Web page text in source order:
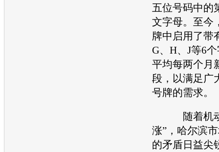
五位号码中的
文字母。至今
牌中启用了带
G、H、J等6
平均每两个月
段，以满足广
号牌的需求。
随着机动
涨”，哈尔滨
的矛盾日益尖